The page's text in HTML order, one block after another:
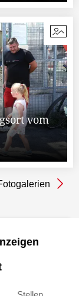
vom